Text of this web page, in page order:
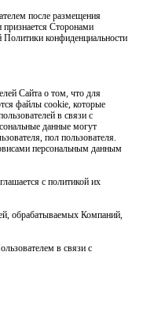
после размещения
Сторонами
конфиденциальности
Сайта о том, что для
файлы cookie, которые
в связи с
данные могут
пол пользователя.
персональным данным
с политикой их
обрабатываемых Компаний,
в связи с